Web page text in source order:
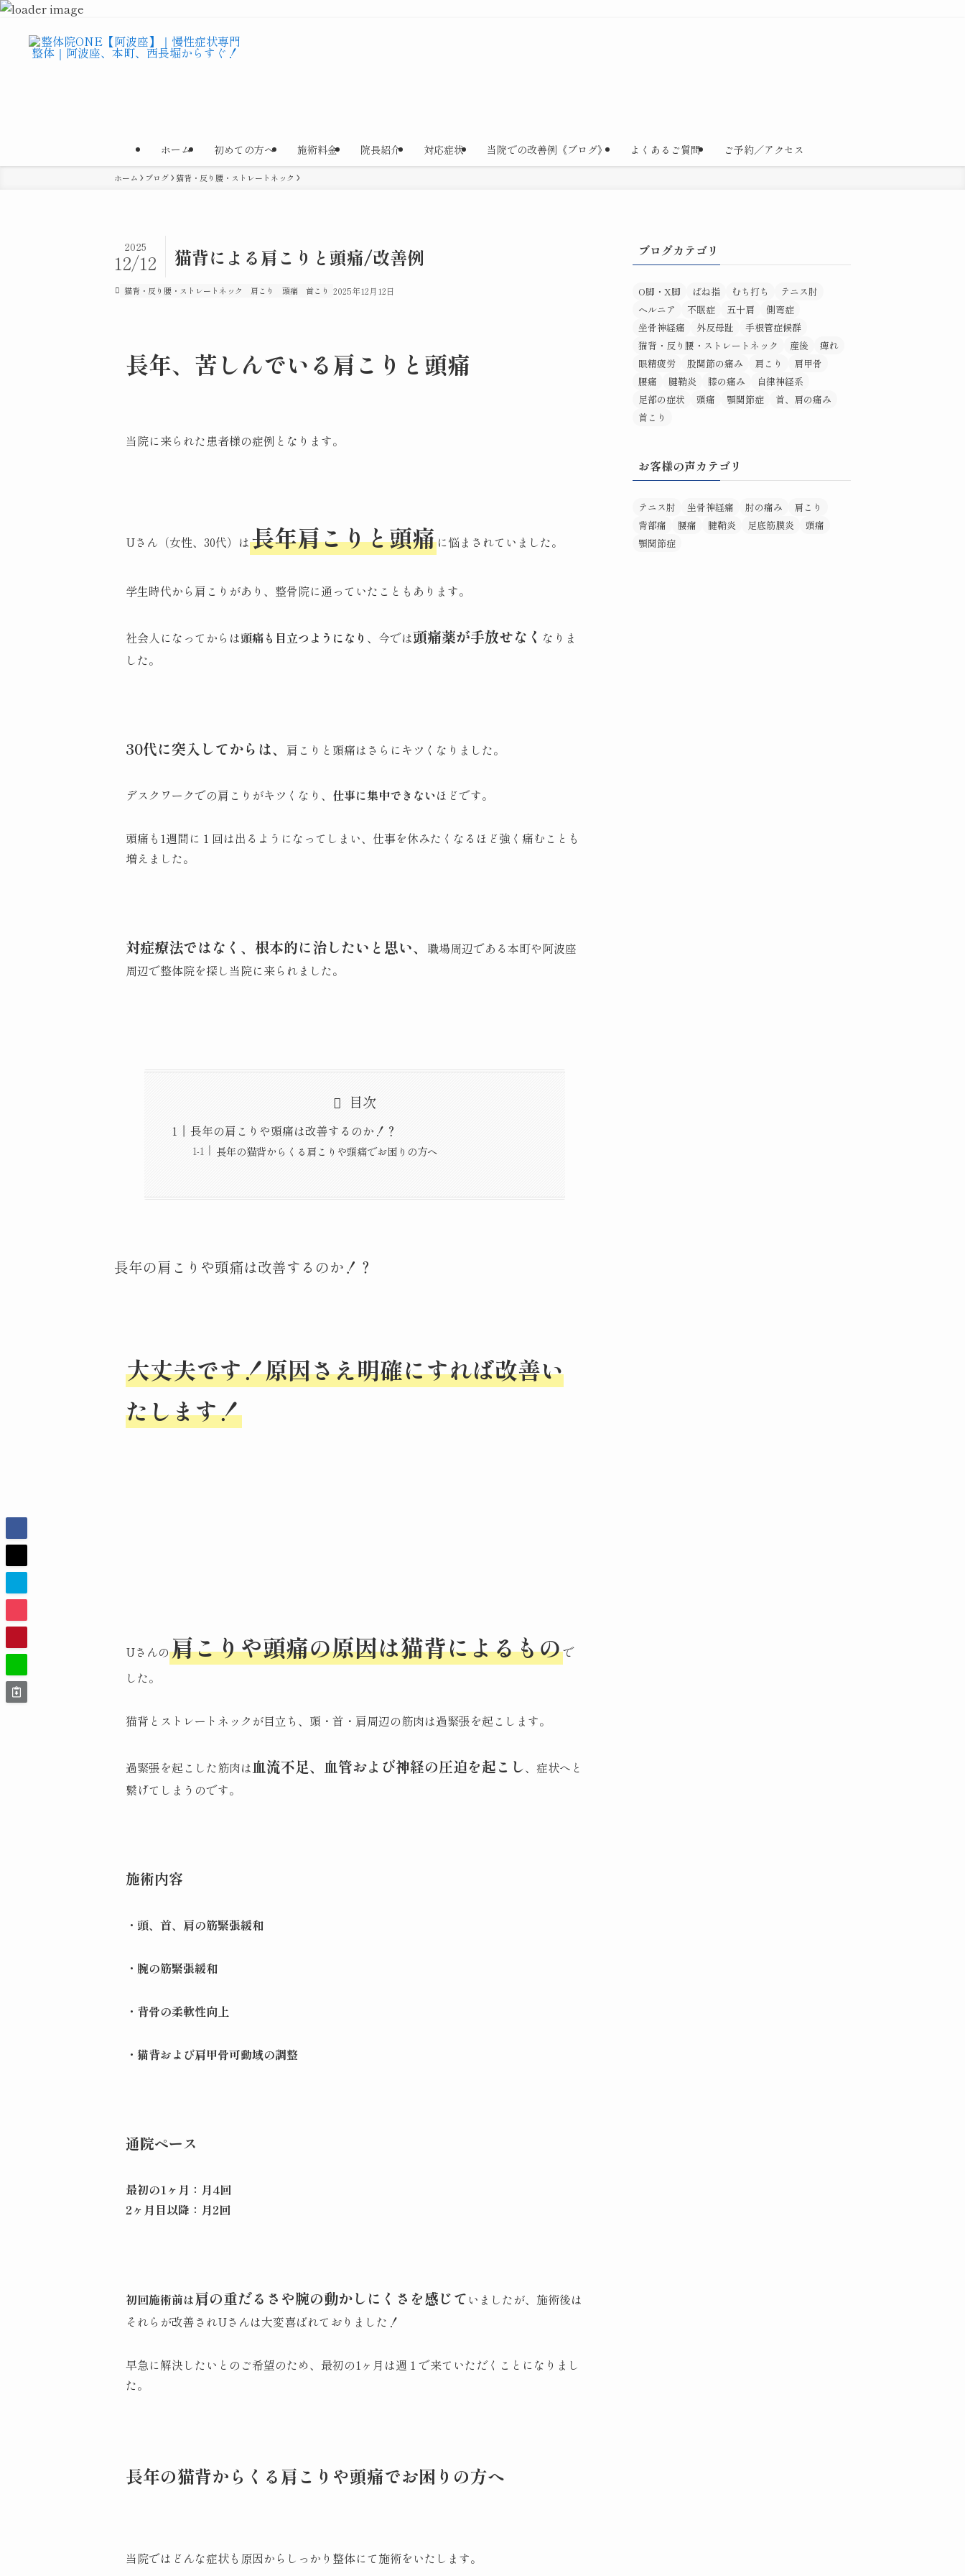
ホーム 初めての方へ 施術料金 院長紹介 対応症状 当院での改善例《ブログ》 よくあるご質問 ご予約／アクセス
ホーム ブログ 猫背・反り腰・ストレートネック
猫背による肩こりと頭痛/改善例
2025
12/12
猫背・反り腰・ストレートネック 肩こり 頭痛 首こり 2025年12月12日
長年、苦しんでいる肩こりと頭痛
当院に来られた患者様の症例となります。
Uさん（女性、30代）は長年肩こりと頭痛 に悩まされていました。
学生時代から肩こりがあり、整骨院に通っていたこともあります。
社会人になってからは頭痛も目立つようになり 、今では頭痛薬が手放せなく なりま
した。
30代に突入してからは、 肩こりと頭痛はさらにキツくなりました。
デスクワークでの肩こりがキツくなり、 仕事に集中できないほどです。
頭痛も1週間に１回は出るようになってしまい、仕事を休みたくなるほど強く痛むことも
増えました。
対症療法ではなく、根本的に治したいと思い、
職場周辺である本町や阿波座
周辺で整体院を探し当院に来られました。
目次
長年の肩こりや頭痛は改善するのか！？
長年の猫背からくる肩こりや頭痛でお困りの方へ
長年の肩こりや頭痛は改善するのか！？
大丈夫です！原因さえ明確にすれば改善い
たします！
Uさんの肩こりや頭痛の原因は猫背によるもので
した。
猫背とストレートネックが目立ち、頭・首・肩周辺の筋肉は過緊張を起こします。
過緊張を起こした筋肉は血流不足、血管および神経の圧迫を起こし、症状へと
繋げてしまうのです。
施術内容
・頭、首、肩の筋緊張緩和
・腕の筋緊張緩和
・背骨の柔軟性向上
・猫背および肩甲骨可動域の調整
通院ペース
最初の1ヶ月：月4回
2ヶ月目以降：月2回
初回施術前は肩の重だるさや腕の動かしにくさを感じていましたが、施術後は
それらが改善されUさんは大変喜ばれておりました！
早急に解決したいとのご希望のため、最初の1ヶ月は週１で来ていただくことになりまし
た。
長年の猫背からくる肩こりや頭痛でお困りの方へ
当院ではどんな症状も原因からしっかり整体にて施術をいたします。
ブログカテゴリ
O脚・X脚 ばね指 むち打ち
テニス肘
ヘルニア
不眠症 五十肩
側弯症
坐骨神経痛
外反母趾
手根管症候群
猫背・反り腰・ストレートネック
産後
痺れ
眼精疲労
股関節の痛み 肩こり
肩甲骨
腰痛
腱鞘炎 膝の痛み
自律神経系
足部の症状
頭痛 顎関節症
首、肩の痛み
首こり
お客様の声カテゴリ
テニス肘 坐骨神経痛 肘の痛み
肩こり
背部痛
腰痛 腱鞘炎 足底筋膜炎
頭痛
顎関節症